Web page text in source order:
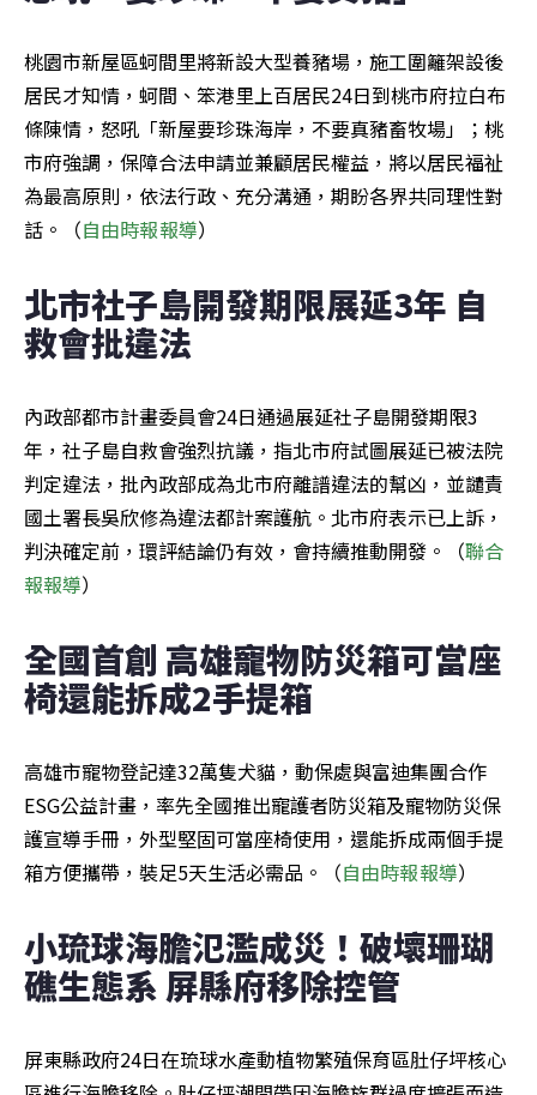
桃園市新屋區蚵間里將新設大型養豬場，施工圍籬架設後
居民才知情，蚵間、笨港里上百居民24日到桃市府拉白布
條陳情，怒吼「新屋要珍珠海岸，不要真豬畜牧場」；桃
市府強調，保障合法申請並兼顧居民權益，將以居民福祉
為最高原則，依法行政、充分溝通，期盼各界共同理性對
話。（自由時報報導）
北市社子島開發期限展延3年 自
救會批違法
內政部都市計畫委員會24日通過展延社子島開發期限3
年，社子島自救會強烈抗議，指北市府試圖展延已被法院
判定違法，批內政部成為北市府離譜違法的幫凶，並譴責
國土署長吳欣修為違法都計案護航。北市府表示已上訴，
判決確定前，環評結論仍有效，會持續推動開發。（聯合
報報導）
全國首創 高雄寵物防災箱可當座
椅還能拆成2手提箱
高雄市寵物登記達32萬隻犬貓，動保處與富迪集團合作
ESG公益計畫，率先全國推出寵護者防災箱及寵物防災保
護宣導手冊，外型堅固可當座椅使用，還能拆成兩個手提
箱方便攜帶，裝足5天生活必需品。（自由時報報導）
小琉球海膽氾濫成災！破壞珊瑚
礁生態系 屏縣府移除控管
屏東縣政府24日在琉球水產動植物繁殖保育區肚仔坪核心